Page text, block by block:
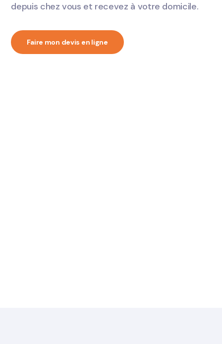
depuis chez vous et recevez à votre domicile.
Faire mon devis en ligne